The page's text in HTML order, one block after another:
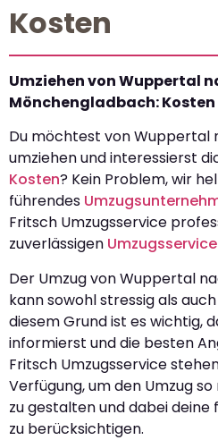
Kosten
Umziehen von Wuppertal
Mönchengladbach: Kosten
Du möchtest von Wuppertal
umziehen und interessierst
Kosten? Kein Problem, wir
führendes
Fritsch Umzugsservice
zuverlässigen Umzugsservice
Der Umzug von Wuppertal
kann sowohl stressig als
diesem Grund ist es wichtig,
informierst und die besten
Fritsch Umzugsservice
Verfügung, um den Umzug
zu gestalten und dabei deine
zu berücksichtigen.